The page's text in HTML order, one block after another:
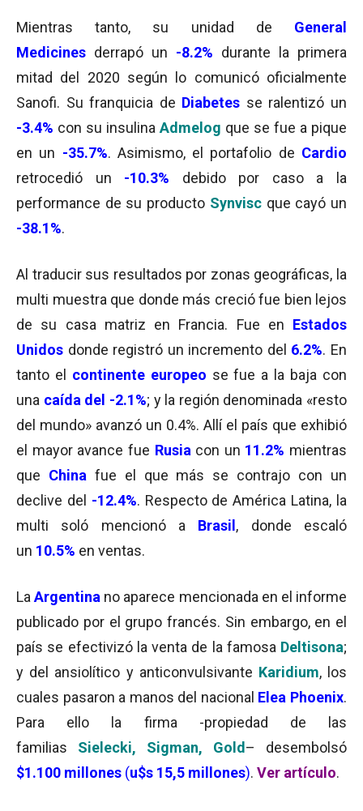
Mientras tanto, su unidad de General
Medicines derrapó un -8.2% durante la primera
mitad del 2020 según lo comunicó oficialmente
Sanofi. Su franquicia de Diabetes se ralentizó un
-3.4% con su insulina Admelog que se fue a pique
en un -35.7%. Asimismo, el portafolio de Cardio
retrocedió un -10.3% debido por caso a la
performance de su producto Synviscque cayó un
-38.1%.
Al traducir sus resultados por zonas geográficas, la
multi muestra que donde más creció fue bien lejos
de su casa matriz en Francia. Fue en Estados
Unidos donde registró un incremento del 6.2%. En
tanto el continente europeo se fue a la baja con
una caída del -2.1%; y la región denominada «resto
del mundo» avanzó un 0.4%. Allí el país que exhibió
el mayor avance fue Rusia con un 11.2% mientras
que China fue el que más se contrajo con un
declive del -12.4%. Respecto de América Latina, la
multi soló mencionó a Brasil , donde escaló
un 10.5% en ventas.
LaArgentina no aparece mencionada en el informe
publicado por el grupo francés. Sin embargo, en el
país se efectivizó la venta de la famosa Deltisona;
y del ansiolítico y anticonvulsivante Karidium, los
cuales pasaron a manos del nacional Elea Phoenix.
Para ello la firma -propiedad de las
familias Sielecki, Sigman, Gold – desembolsó
$1.100 millones (u$s 15,5 millones). Ver artículo.